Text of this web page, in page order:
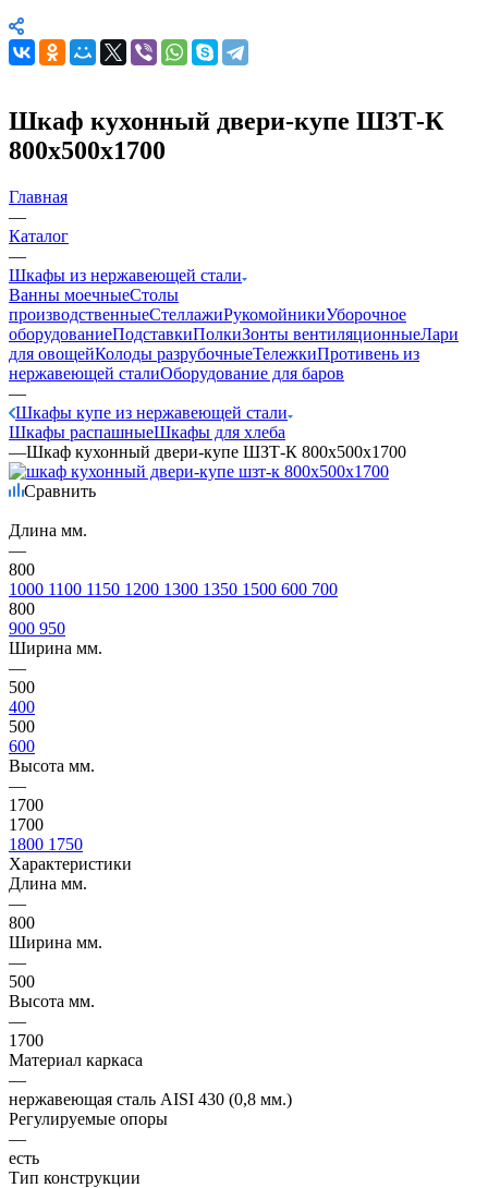
Шкаф кухонный двери-купе ШЗТ-К
800х500х1700
Главная
—
Каталог
—
Шкафы из нержавеющей стали
Ванны моечныеСтолы
производственныеСтеллажиРукомойникиУборочное
оборудованиеПодставкиПолкиЗонты вентиляционныеЛари
для овощейКолоды разрубочныеТележкиПротивень из
нержавеющей сталиОборудование для баров
—
Шкафы купе из нержавеющей стали
Шкафы распашныеШкафы для хлеба
—Шкаф кухонный двери-купе ШЗТ-К 800х500х1700
Сравнить
Длина мм.
—
800
1000 1100 1150 1200 1300 1350 1500 600 700
800
900 950
Ширина мм.
—
500
400
500
600
Высота мм.
—
1700
1700
1800 1750
Характеристики
Длина мм.
—
800
Ширина мм.
—
500
Высота мм.
—
1700
Материал каркаса
—
нержавеющая сталь AISI 430 (0,8 мм.)
Регулируемые опоры
—
есть
Тип конструкции